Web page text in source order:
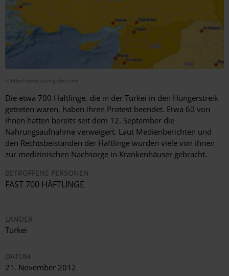
© http://www.planiglobe.com
Die etwa 700 Häftlinge, die in der Türkei in den Hungerstreik
getreten waren, haben ihren Protest beendet. Etwa 60 von
ihnen hatten bereits seit dem 12. September die
Nahrungsaufnahme verweigert. Laut Medienberichten und
den Rechtsbeiständen der Häftlinge wurden viele von ihnen
zur medizinischen Nachsorge in Krankenhäuser gebracht.
BETROFFENE PERSONEN
FAST 700 HÄFTLINGE
LÄNDER
Türkei
DATUM
21. November 2012